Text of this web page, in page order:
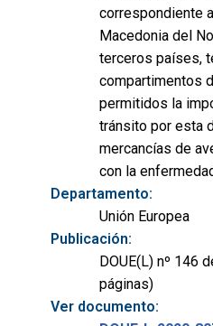
correspondiente
Macedonia del
terceros países,
compartimentos
permitidos la
tránsito por esta
mercancías de
con la
Departamento:
Unión Europea
Publicación:
DOUE(L) nº 146
páginas)
Ver documento: